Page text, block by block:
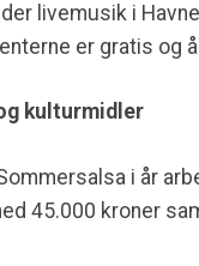
livemusik i
er gratis og
kulturmidler
i år
45.000 kroner